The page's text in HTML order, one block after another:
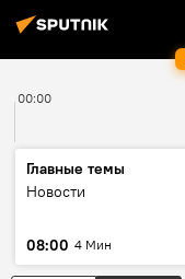
00:00
Главные темы
Новости
08:00 4 Мин